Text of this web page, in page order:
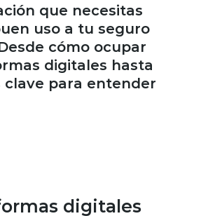
que necesitas
uso a tu seguro
cómo ocupar
digitales hasta
clave para entender
digitales